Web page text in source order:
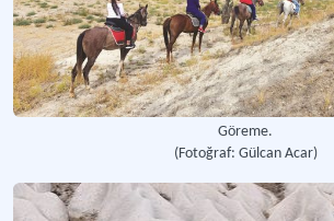
Göreme.
(Fotoğraf: Gülcan Acar)